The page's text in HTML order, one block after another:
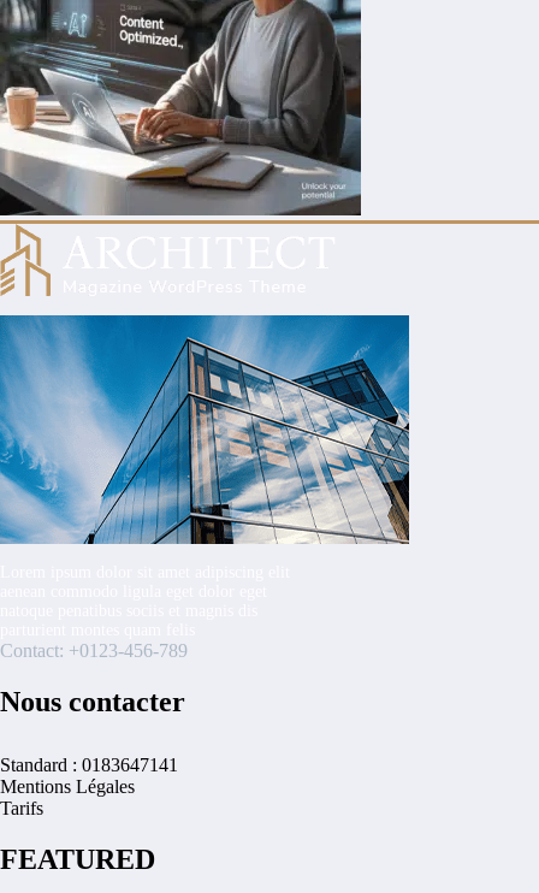
Contact: +0123-456-789
Nous contacter
Standard : 0183647141
Mentions Légales
Tarifs
FEATURED